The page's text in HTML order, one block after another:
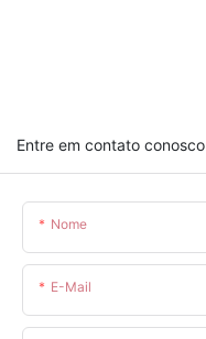
Entre em contato conosco
Nome
E-Mail